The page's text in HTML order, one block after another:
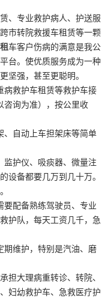
、专业救护病人、护送服
市转院救援车租赁等一颗
车客户伤病的满意是我公
台。使优质服务成为一种
坚强，甚至更聪明。
病救护车租赁等救护车接
咨询为准），按公里收
、自动上车担架床等简单
监护仪、吸痰器、微量注
设备都要几万到几十万。
要配备熟练驾驶员、专业
护队，每天工资几千，急
期维护，特别是汽油、磨
担大理病重转诊、转院、
妇幼救护车、急救医疗护